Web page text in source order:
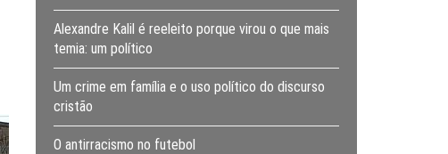
Alexandre Kalil é reeleito porque virou o que mais
temia: um político
Um crime em família e o uso político do discurso
cristão
O antirracismo no futebol